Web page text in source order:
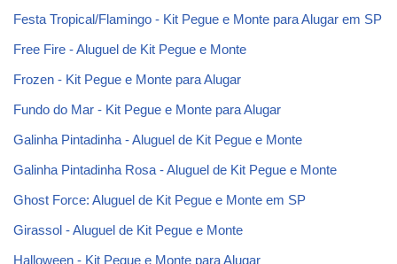
Festa Tropical/Flamingo - Kit Pegue e Monte para Alugar em SP
Free Fire - Aluguel de Kit Pegue e Monte
Frozen - Kit Pegue e Monte para Alugar
Fundo do Mar - Kit Pegue e Monte para Alugar
Galinha Pintadinha - Aluguel de Kit Pegue e Monte
Galinha Pintadinha Rosa - Aluguel de Kit Pegue e Monte
Ghost Force: Aluguel de Kit Pegue e Monte em SP
Girassol - Aluguel de Kit Pegue e Monte
Halloween - Kit Pegue e Monte para Alugar